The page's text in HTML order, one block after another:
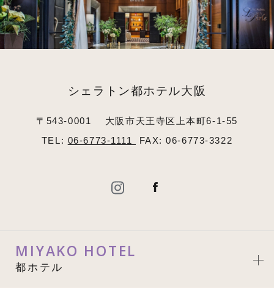
シェラトン都ホテル大阪
〒543-0001
大阪市天王寺区上本町6-1-55
TEL: 06-6773-1111 FAX: 06-6773-3322
MIYAKO HOTEL
都ホテル